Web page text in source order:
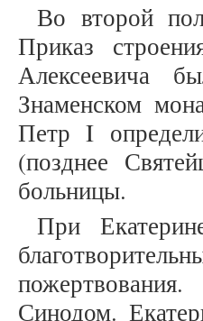
Во второй
Приказ
Алексеевича
Знаменском
Петр I
(позднее
больницы.
При
Синодом.